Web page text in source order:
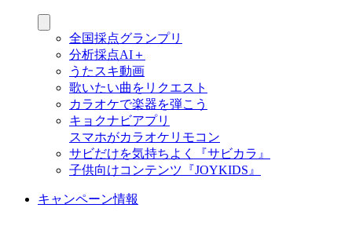
全国採点グランプリ
分析採点AI＋
うたスキ動画
歌いたい曲をリクエスト
カラオケで楽器を弾こう
キョクナビアプリ
スマホがカラオケリモコン
サビだけを気持ちよく『サビカラ』
子供向けコンテンツ『JOYKIDS』
キャンペーン情報